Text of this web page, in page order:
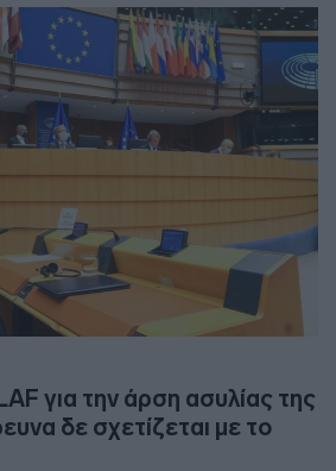
για την άρση ασυλίας της
δε σχετίζεται με το